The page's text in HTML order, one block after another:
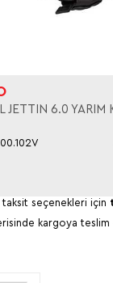
JETTIN 6.0 YARIM
seçenekleri için
kargoya teslim